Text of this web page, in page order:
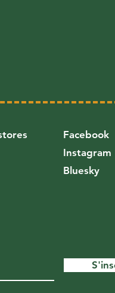
Facebook
Instagram
Bluesky